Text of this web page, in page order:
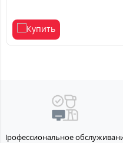
Профессиональное